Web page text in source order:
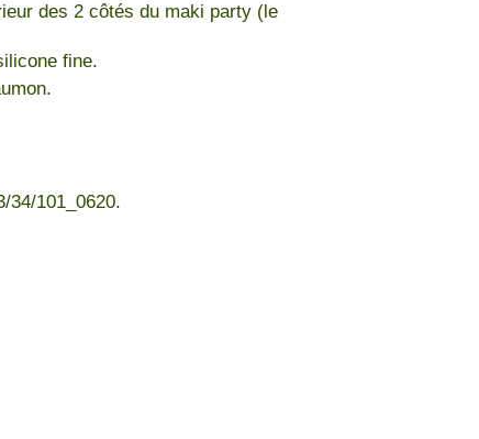
des 2 côtés du maki party (le
fine.